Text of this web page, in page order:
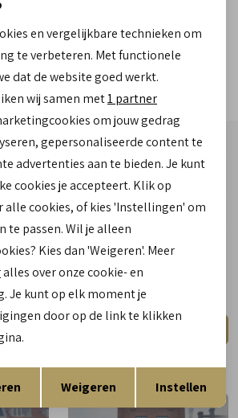
9:00 - 18:00
9:00 - 17:00
nieuwsbrief
cookies
Opslaan
en vergelijkbare technieken om
te verbeteren. Met functionele
dat de website goed werkt.
wij samen met1 partner
om jouw gedrag
gepersonaliseerde content te
advertenties aan te bieden. Je kunt
cookies je accepteert. Klik op
alle cookies, of kies 'Instellingen' om
te passen. Wil je alleen
Kies dan 'Weigeren'. Meer
alles over onze cookie- en
Je kunt op elk moment je
door op de link te klikken
Weigeren Instellen